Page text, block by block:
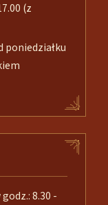
(z
poniedziałku
8.30 -